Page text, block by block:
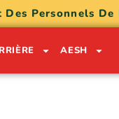
Des Personnels
AESH